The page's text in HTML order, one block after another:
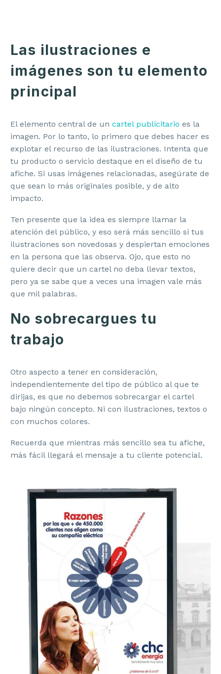
Las ilustraciones e
imágenes son tu elemento
principal
El elemento central de un cartel publicitario es la
imagen. Por lo tanto, lo primero que debes hacer es
explotar el recurso de las ilustraciones. Intenta que
tu producto o servicio destaque en el diseño de tu
afiche. Si usas imágenes relacionadas, asegúrate de
que sean lo más originales posible, y de alto
impacto.
Ten presente que la idea es siempre llamar la
atención del público, y eso será más sencillo si tus
ilustraciones son novedosas y despiertan emociones
en la persona que las observa. Ojo, que esto no
quiere decir que un cartel no deba llevar textos,
pero ya se sabe que a veces una imagen vale más
que mil palabras.
No sobrecargues tu
trabajo
Otro aspecto a tener en consideración,
independientemente del tipo de público al que te
dirijas, es que no debemos sobrecargar el cartel
bajo ningún concepto. Ni con ilustraciones, textos o
con muchos colores.
Recuerda que mientras más sencillo sea tu afiche,
más fácil llegará el mensaje a tu cliente potencial.